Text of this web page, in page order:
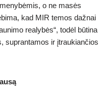
o ne masės
kad MIR temos dažnai
realybės“, todėl būtina
suprantamos ir įtraukiančios